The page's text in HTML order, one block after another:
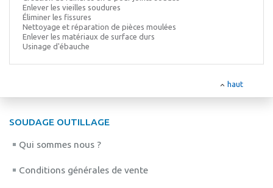
Enlever les vieilles soudures
Éliminer les fissures
Nettoyage et réparation de pièces moulées
Enlever les matériaux de surface durs
Usinage d'ébauche
haut
SOUDAGE OUTILLAGE
Qui sommes nous ?
Conditions générales de vente